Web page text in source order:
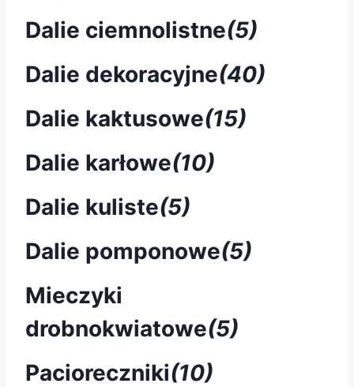
Dalie ciemnolistne(5)
Dalie dekoracyjne(40)
Dalie kaktusowe(15)
Dalie karłowe(10)
Dalie kuliste(5)
Dalie pomponowe(5)
Mieczyki
drobnokwiatowe(5)
Pacioreczniki(10)